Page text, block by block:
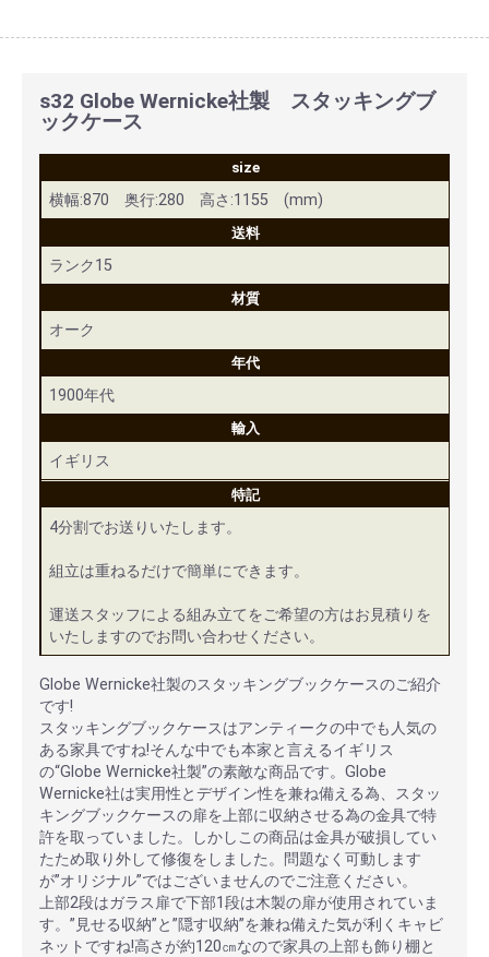
s32 Globe Wernicke社製 スタッキングブ
ックケース
size
横幅:870 奥行:280 高さ:1155 (mm)
送料
ランク15
材質
オーク
年代
1900年代
輸入
イギリス
特記
4分割でお送りいたします。
組立は重ねるだけで簡単にできます。
運送スタッフによる組み立てをご希望の方はお見積りを
いたしますのでお問い合わせください。
Globe Wernicke社製のスタッキングブックケースのご紹介
です!
スタッキングブックケースはアンティークの中でも人気の
ある家具ですね!そんな中でも本家と言えるイギリス
の“Globe Wernicke社製”の素敵な商品です。Globe
Wernicke社は実用性とデザイン性を兼ね備える為、スタッ
キングブックケースの扉を上部に収納させる為の金具で特
許を取っていました。しかしこの商品は金具が破損してい
たため取り外して修復をしました。問題なく可動します
が”オリジナル”ではございませんのでご注意ください。
上部2段はガラス扉で下部1段は木製の扉が使用されていま
す。”見せる収納”と”隠す収納”を兼ね備えた気が利くキャビ
ネットですね!高さが約120㎝なので家具の上部も飾り棚と